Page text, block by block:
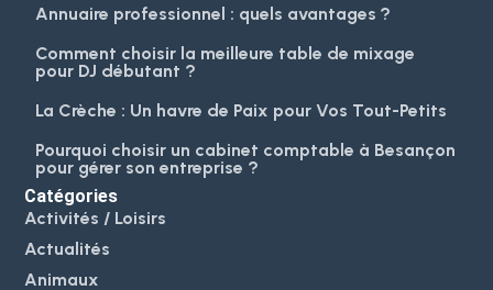
Annuaire professionnel : quels avantages ?
Comment choisir la meilleure table de mixage
pour DJ débutant ?
La Crèche : Un havre de Paix pour Vos Tout-Petits
Pourquoi choisir un cabinet comptable à Besançon
pour gérer son entreprise ?
Catégories
Activités / Loisirs
Actualités
Animaux